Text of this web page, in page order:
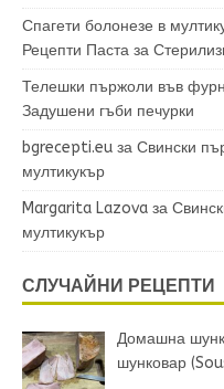
Спагети болонезе в
Рецепти Паста за
Телешки пържоли във
Задушени гъби печурки
bgrecepti.eu за Свински
мултикукър
Margarita Lazova за
мултикукър
СЛУЧАЙНИ РЕЦЕПТИ
Домашна
шунковар